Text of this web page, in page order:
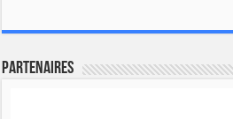
Partenaires